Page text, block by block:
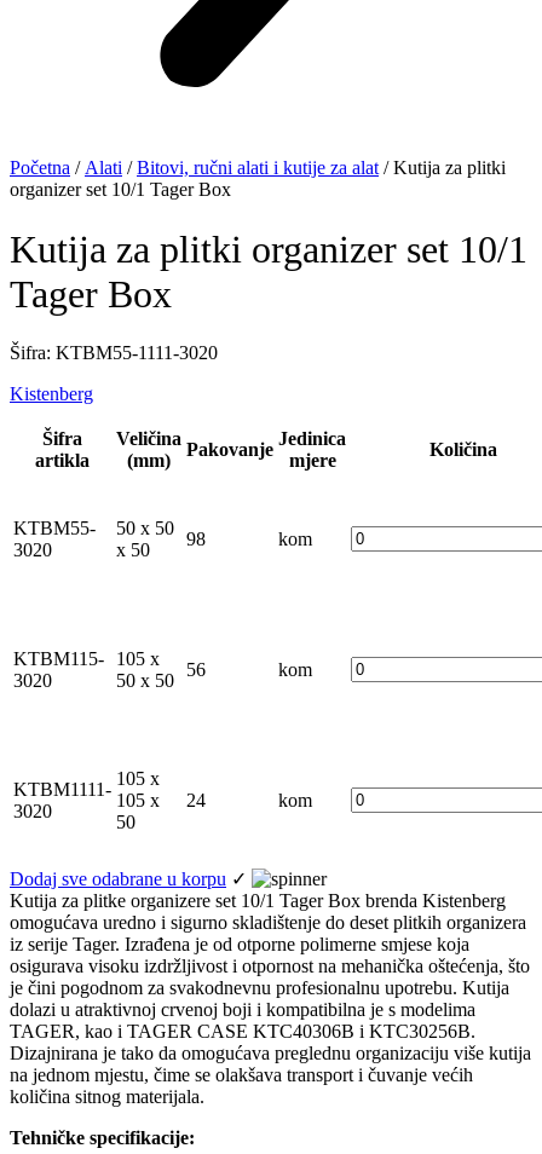
Početna / Alati /Bitovi, ručni alati i kutije za alat / Kutija za plitki
organizer set 10/1 Tager Box
Kutija za plitki organizer set 10/1
Tager Box
Šifra: KTBM55-1111-3020
Kistenberg
Šifra
artikla
Veličina
(mm)
Pakovanje
Jedinica
mjere
Količina
KTBM55-
3020
50 x 50
x 50
98 kom
KTBM115-
3020
105 x
50 x 50
56 kom
KTBM1111-
3020
105 x
105 x
50
24 kom
Dodaj sve odabrane u korpu ✓
Kutija za plitke organizere set 10/1 Tager Box brenda Kistenberg
omogućava uredno i sigurno skladištenje do deset plitkih organizera
iz serije Tager. Izrađena je od otporne polimerne smjese koja
osigurava visoku izdržljivost i otpornost na mehanička oštećenja, što
je čini pogodnom za svakodnevnu profesionalnu upotrebu. Kutija
dolazi u atraktivnoj crvenoj boji i kompatibilna je s modelima
TAGER, kao i TAGER CASE KTC40306B i KTC30256B.
Dizajnirana je tako da omogućava preglednu organizaciju više kutija
na jednom mjestu, čime se olakšava transport i čuvanje većih
količina sitnog materijala.
Tehničke specifikacije: